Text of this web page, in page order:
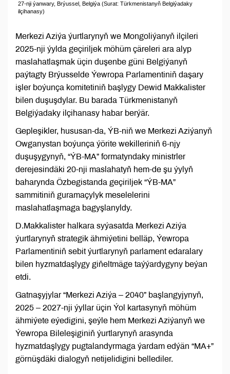
27-nji ýanwary, Brýussel, Belgiýa (Surat: Türkmenistanyň Belgiýadaky
ilçihanasy)
Merkezi Aziýa ýurtlarynyň we Mongoliýanyň ilçileri
2025-nji ýylda geçiriljek möhüm çäreleri ara alyp
maslahatlaşmak üçin duşenbe güni Belgiýanyň
paýtagty Brýusselde Ýewropa Parlamentiniň daşary
işler boýunça komitetiniň başlygy Dewid Makkalister
bilen duşuşdylar. Bu barada Türkmenistanyň
Belgiýadaky ilçihanasy habar berýär.
Gepleşikler, hususan-da, ÝB-niň we Merkezi Aziýanyň
Owganystan boýunça ýörite wekilleriniň 6-njy
duşuşygynyň, “ÝB-MA” formatyndaky ministrler
derejesindäki 20-nji maslahatyň hem-de şu ýylyň
baharynda Özbegistanda geçiriljek “ÝB-MA”
sammitiniň guramaçylyk meselelerini
maslahatlaşmaga bagyşlanyldy.
D.Makkalister halkara syýasatda Merkezi Aziýa
ýurtlarynyň strategik ähmiýetini belläp, Ýewropa
Parlamentiniň sebit ýurtlarynyň parlament edaralary
bilen hyzmatdaşlygy giňeltmäge taýýardygyny beýan
etdi.
Gatnaşyjylar “Merkezi Aziýa – 2040” başlangyjynyň,
2025 – 2027-nji ýyllar üçin Ýol kartasynyň möhüm
ähmiýete eýedigini, şeýle hem Merkezi Aziýanyň we
Ýewropa Bileleşiginiň ýurtlarynyň arasynda
hyzmatdaşlygy pugtalandyrmaga ýardam edýän “MA+”
görnüşdäki dialogyň netijelidigini bellediler.